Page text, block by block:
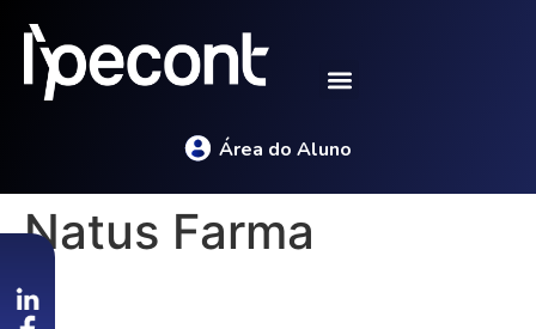
Área do Aluno
Natus Farma